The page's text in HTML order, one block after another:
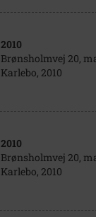
2010
Brønsholmvej 20,
Karlebo, 2010
2010
Brønsholmvej 20,
Karlebo, 2010